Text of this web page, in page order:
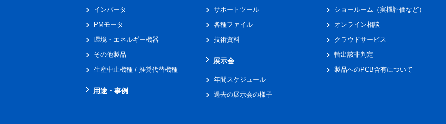
インバータ
PMモータ
環境・エネルギー機器
その他製品
生産中止機種 / 推奨代替機種
用途・事例
サポートツール
各種ファイル
技術資料
展示会
年間スケジュール
過去の展示会の様子
ショールーム（実機評価など）
オンライン相談
クラウドサービス
輸出該非判定
製品へのPCB含有について